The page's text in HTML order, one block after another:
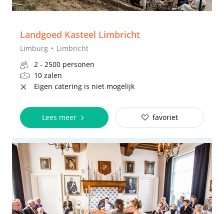
Landgoed Kasteel Limbricht
Limburg
Limbricht
2 - 2500 personen
10 zalen
Eigen catering is niet mogelijk
Lees meer favoriet